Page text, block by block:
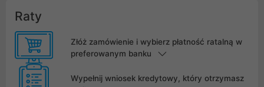
Raty
Złóż zamówienie i wybierz płatność ratalną w
preferowanym banku
Wypełnij wniosek kredytowy, który otrzymasz